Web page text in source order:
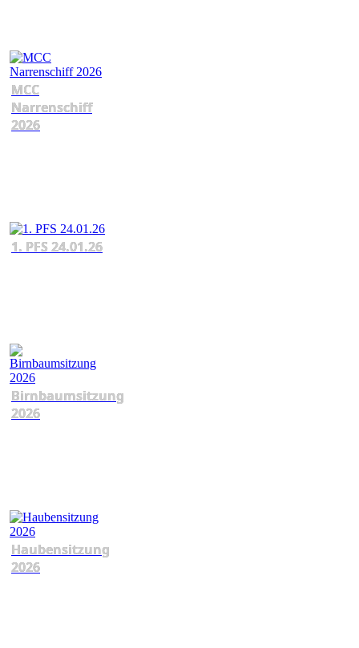
MCC
Narrenschiff
2026
1. PFS 24.01.26
Birnbaumsitzung
2026
Haubensitzung
2026